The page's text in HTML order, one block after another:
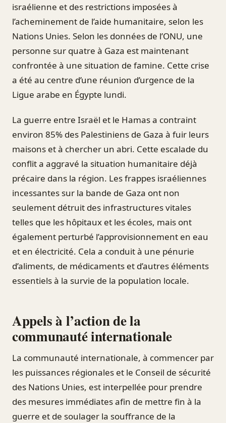
israélienne et des restrictions imposées à
l’acheminement de l’aide humanitaire, selon les
Nations Unies. Selon les données de l’ONU, une
personne sur quatre à Gaza est maintenant
confrontée à une situation de famine. Cette crise
a été au centre d’une réunion d’urgence de la
Ligue arabe en Égypte lundi.
La guerre entre Israël et le Hamas a contraint
environ 85% des Palestiniens de Gaza à fuir leurs
maisons et à chercher un abri. Cette escalade du
conflit a aggravé la situation humanitaire déjà
précaire dans la région. Les frappes israéliennes
incessantes sur la bande de Gaza ont non
seulement détruit des infrastructures vitales
telles que les hôpitaux et les écoles, mais ont
également perturbé l’approvisionnement en eau
et en électricité. Cela a conduit à une pénurie
d’aliments, de médicaments et d’autres éléments
essentiels à la survie de la population locale.
Appels à l’action de la
communauté internationale
La communauté internationale, à commencer par
les puissances régionales et le Conseil de sécurité
des Nations Unies, est interpellée pour prendre
des mesures immédiates afin de mettre fin à la
guerre et de soulager la souffrance de la